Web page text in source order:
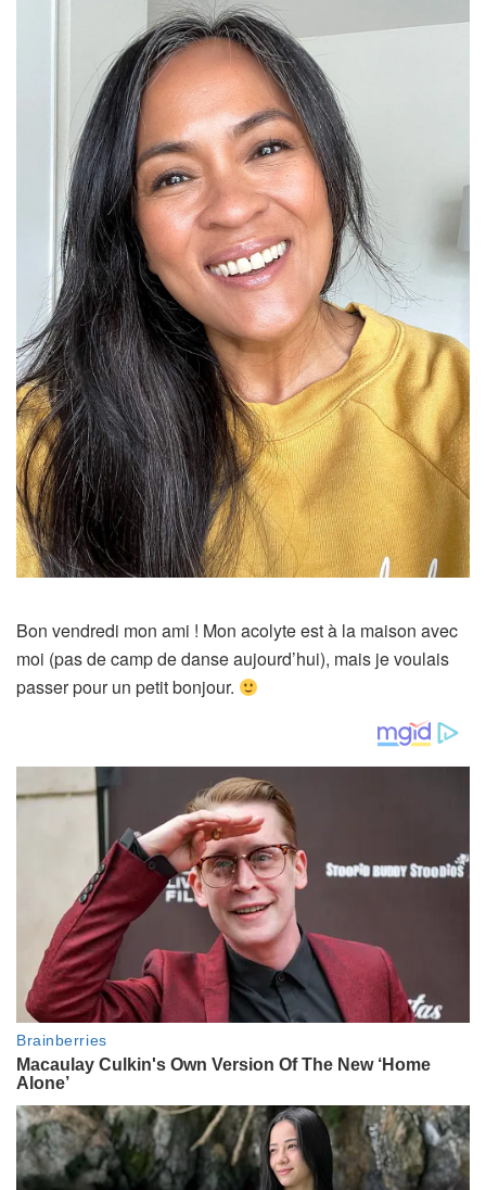
Bon vendredi mon ami ! Mon acolyte est à la maison avec
moi (pas de camp de danse aujourd’hui), mais je voulais
passer pour un petit bonjour.